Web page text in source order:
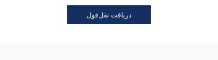
دریافت نقل‌قول